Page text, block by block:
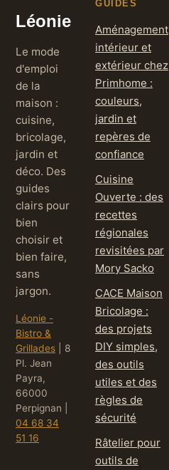
Léonie
Le mode
d'emploi
de la
maison :
cuisine,
bricolage,
jardin et
déco. Des
guides
clairs pour
bien
choisir et
bien faire,
sans
jargon.
Léonie -
Bistro &
Grillades
8
Pl. Jean
Payra,
66000
Perpignan
04 68 34
51 16
GUIDES
Aménagement
intérieur et
extérieur chez
Primhome :
couleurs,
jardin et
repères de
confiance
Cuisine
Ouverte : des
recettes
régionales
revisitées par
Mory Sacko
CACE Maison
Bricolage :
des projets
DIY simples,
des outils
utiles et des
règles de
sécurité
Râtelier pour
outils de